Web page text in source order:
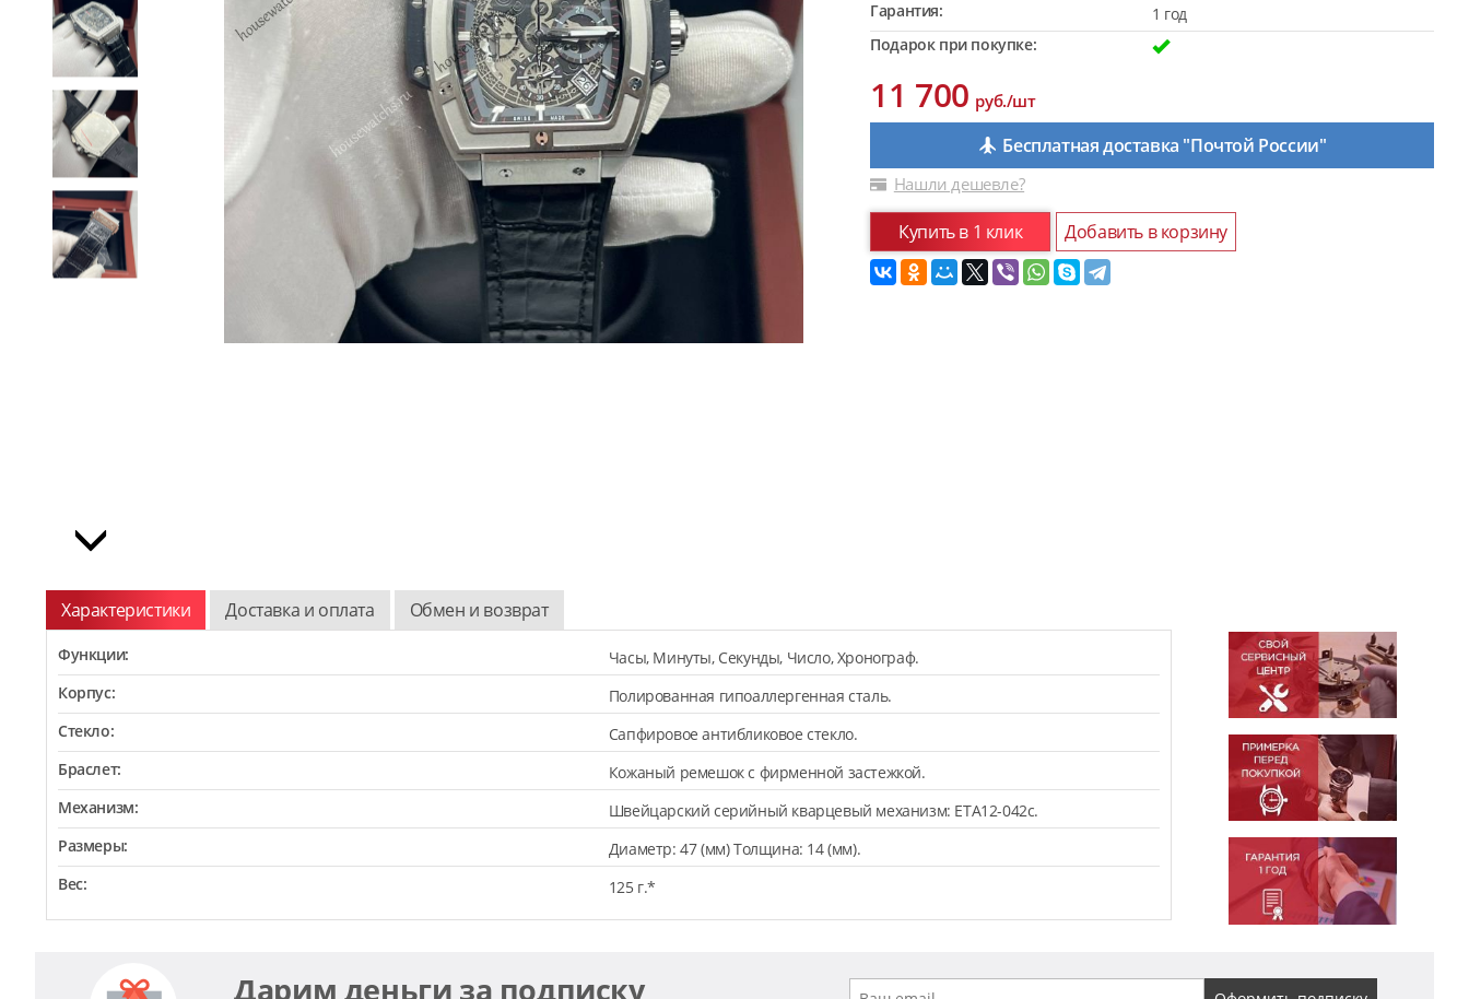
Гарантия:
1 год
Подарок при покупке:
11 700руб./шт
Бесплатная доставка "Почтой России"
Нашли дешевле?
Купить в 1 клик Добавить в корзину
Характеристики Доставка и оплата Обмен и возврат
Функции:
Часы, Минуты, Секунды, Число, Хронограф.
Корпус:
Полированная гипоаллергенная сталь.
Стекло:
Сапфировое антибликовое стекло.
Браслет:
Кожаный ремешок с фирменной застежкой.
Механизм:
Швейцарский серийный кварцевый механизм: ETA12-042c.
Размеры:
Диаметр: 47 (мм) Толщина: 14 (мм).
Вес:
125 г.*
Дарим деньги за подписку